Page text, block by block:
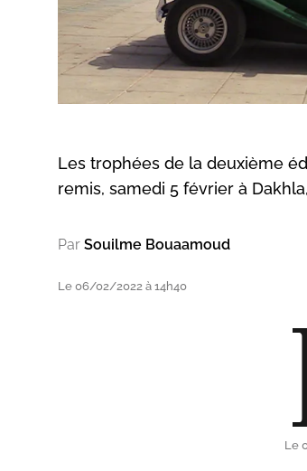
Les trophées de la deuxième
remis, samedi 5 février à
Par Souilme Bouaamoud
Le 06/02/2022 à 14h40
Le